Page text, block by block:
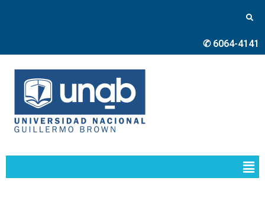
✆ 6064-4141